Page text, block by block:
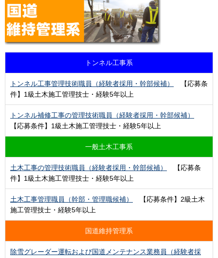
トンネル工事系
トンネル工事管理技術職員（経験者採用・幹部候補）
【応募条
件】1級土木施工管理技士・経験5年以上
トンネル補修工事の管理技術職員（経験者採用・幹部候補）
【応募条件】1級土木施工管理技士・経験5年以上
一般土木工事系
土木工事の管理技術職員（経験者採用・幹部候補）
【応募条
件】1級土木施工管理技士・経験5年以上
土木工事管理職員（幹部・管理職候補）
【応募条件】2級土木
施工管理技士・経験5年以上
国道維持管理系
除雪グレーダー運転および国道メンテナンス業務員（経験者採